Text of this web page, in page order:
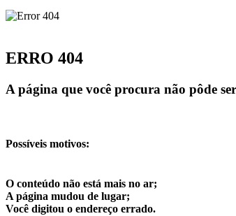
ERRO 404
A página que você procura não pôde
Possíveis motivos:
O conteúdo não está mais no ar;
A página mudou de lugar;
Você digitou o endereço errado.